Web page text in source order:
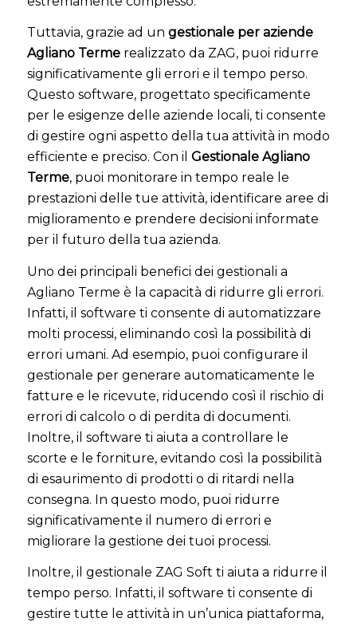
Tuttavia, grazie ad un gestionale per aziende
Agliano Terme realizzato da ZAG, puoi ridurre
significativamente gli errori e il tempo perso.
Questo software, progettato specificamente
per le esigenze delle aziende locali, ti consente
di gestire ogni aspetto della tua attività in modo
efficiente e preciso. Con il Gestionale Agliano
Terme, puoi monitorare in tempo reale le
prestazioni delle tue attività, identificare aree di
miglioramento e prendere decisioni informate
per il futuro della tua azienda.
Uno dei principali benefici dei gestionali a
Agliano Terme è la capacità di ridurre gli errori.
Infatti, il software ti consente di automatizzare
molti processi, eliminando così la possibilità di
errori umani. Ad esempio, puoi configurare il
gestionale per generare automaticamente le
fatture e le ricevute, riducendo così il rischio di
errori di calcolo o di perdita di documenti.
Inoltre, il software ti aiuta a controllare le
scorte e le forniture, evitando così la possibilità
di esaurimento di prodotti o di ritardi nella
consegna. In questo modo, puoi ridurre
significativamente il numero di errori e
migliorare la gestione dei tuoi processi.
Inoltre, il gestionale ZAG Soft ti aiuta a ridurre il
tempo perso. Infatti, il software ti consente di
gestire tutte le attività in un’unica piattaforma,